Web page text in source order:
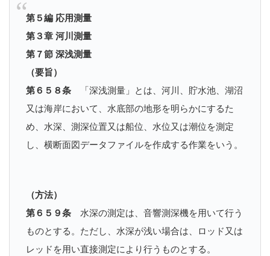
第５編 応用測量
第３章 河川測量
第７節 深浅測量
（要旨）
第６５８条 「深浅測量」とは、河川、貯水池、湖沼
又は海岸において、水底部の地形を明らかにするた
め、水深、測深位置又は船位、水位又は潮位を測定
し、横断面図データファイルを作成する作業をいう。
（方法）
第６５９条 水深の測定は、音響測深機を用いて行う
ものとする。ただし、水深が浅い場合は、ロッド又は
レッドを用い直接測定により行うものとする。